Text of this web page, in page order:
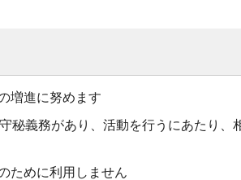
増進に努めます
義務があり、活動を行うにあたり、
ために利用しません